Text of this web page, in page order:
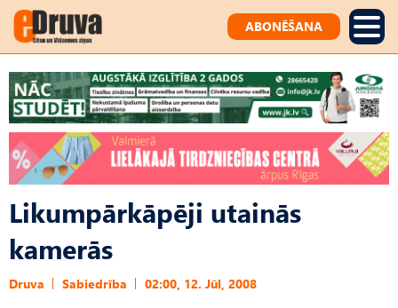
ABONĒŠANA
Likumpārkāpēji utainās
kamerās
Druva Sabiedrība 02:00, 12. Jūl, 2008